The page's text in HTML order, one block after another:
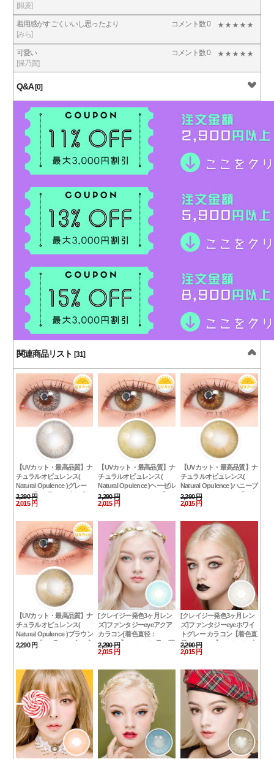
[銀麦]
着用感がすごくいいし思ったより
[みら]
コメント数 0
可愛い
[保乃賀]
コメント数 0
Q&A[0]
関連商品リスト [31]
【UVカット・最高品質】ナ
チュラルオピュレンス(
Natural Opulence )グレー
Gray 「3ヶ月レンズ」ブラ
ンドの新作カラコン｜含水
ハーフナチュラル
2,290 円
2,015 円
【UVカット・最高品質】ナ
チュラルオピュレンス(
Natural Opulence )ヘーゼル
ブラウンHazelBrown 「3ヶ
月レンズ」ブランドの新作
色直径：13.4｜ハーフナチ
ュラル
2,290 円
2,015 円
【UVカット・最高品質】ナ
チュラルオピュレンス(
Natural Opulence )ハニーブ
ラウンHoneyBrown 「3ヶ
月レンズ」ブランドの新作
色直径：13.4｜ハーフナチ
ュラル
2,290 円
2,015 円
【UVカット・最高品質】ナ
チュラルオピュレンス(
Natural Opulence )ブラウン
Brown 「3ヶ月レンズ」ブ
｜ハーフナチュラル
2,290 円
[クレイジー発色3ヶ月レン
ズ]ファンタジーeyeアクア
カラコン[着色直径：
13.5mm】UVカット*君に夢
中*リアルハーフ*最高品
定！フチなしFantasy Eye
Aqua
2,290 円
2,015 円
[クレイジー発色3ヶ月レン
ズ]ファンタジーeyeホワイ
トグレー カラコン【着色直
径：13.5mm】UVカット*小
悪魔召喚*リアルハーフ*最
限定！フチなしFantasy
Eye White Gray
2,290 円
2,015 円